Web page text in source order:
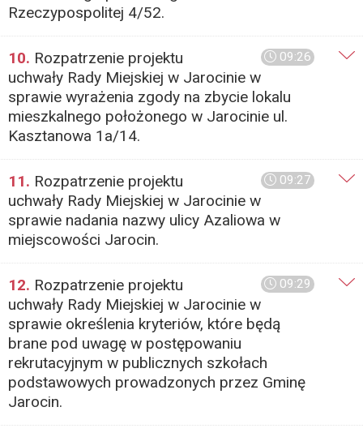
Rzeczypospolitej 4/52.
09:26
10. Rozpatrzenie projektu
uchwały Rady Miejskiej w Jarocinie w
sprawie wyrażenia zgody na zbycie lokalu
mieszkalnego położonego w Jarocinie ul.
Kasztanowa 1a/14.
09:27
11. Rozpatrzenie projektu
uchwały Rady Miejskiej w Jarocinie w
sprawie nadania nazwy ulicy Azaliowa w
miejscowości Jarocin.
09:29
12. Rozpatrzenie projektu
uchwały Rady Miejskiej w Jarocinie w
sprawie określenia kryteriów, które będą
brane pod uwagę w postępowaniu
rekrutacyjnym w publicznych szkołach
podstawowych prowadzonych przez Gminę
Jarocin.